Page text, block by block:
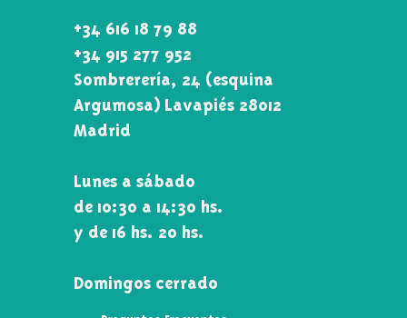
+34 616 18 79 88
+34 915 277 952
Sombrerería, 24 (esquina
Argumosa) Lavapiés 28012
Madrid
Lunes a sábado
de 10:30 a 14:30 hs.
y de 16 hs. 20 hs.
Domingos cerrado